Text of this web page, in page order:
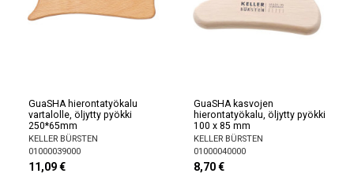
GuaSHA hierontatyökalu
vartalolle, öljytty pyökki
250*65mm
KELLER BÜRSTEN
01000039000
11,09 €
GuaSHA kasvojen
hierontatyökalu, öljytty pyökki
100 x 85 mm
KELLER BÜRSTEN
01000040000
8,70 €